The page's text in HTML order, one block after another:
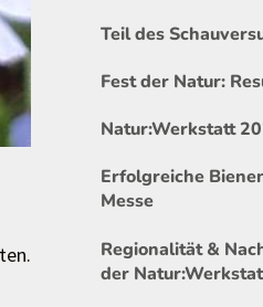
Teil des
Fest der Natur:
Natur:Werkstatt
Erfolgreiche
Messe
Regionalität &
der